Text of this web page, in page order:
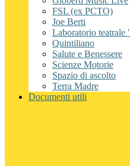
FSL (ex PCTO)
Joe Berti
Laboratorio
Quintiliano
Salute e Benessere
Scienze Motorie
Spazio di ascolto
Terra Madre
Documenti utili